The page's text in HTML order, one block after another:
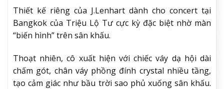
Thiết kế riêng của J.Lenhart dành cho concert tại
Bangkok của Triệu Lộ Tư cực kỳ đặc biệt nhờ màn
“biến hình” trên sân khấu.
Thoạt nhiên, cô xuất hiện với chiếc váy dạ hội dài
chấm gót, chân váy phồng đính crystal nhiều tầng,
tạo cảm giác như bầu trời sao phủ xuống sân khấu.